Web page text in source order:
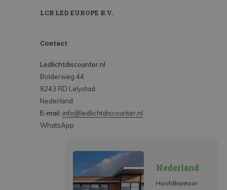
LCB LED EUROPE B.V.
Contact
Ledlichtdiscounter.nl
Bolderweg 44
8243 RD Lelystad
Nederland
E-mail: info@ledlichtdiscounter.nl
WhatsApp
Nederland
Hoofdkantoor